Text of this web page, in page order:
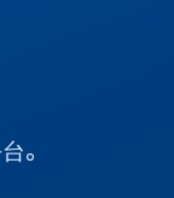
。